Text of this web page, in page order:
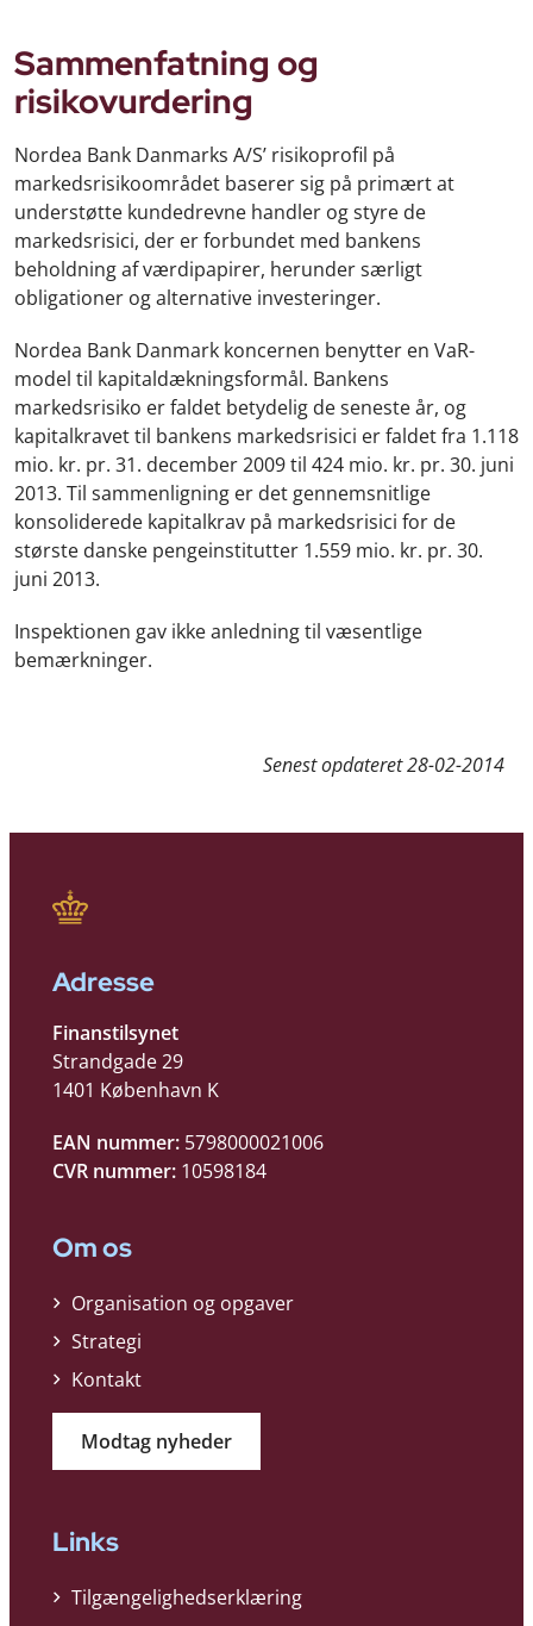
Sammenfatning og
risikovurdering
Nordea Bank Danmarks A/S’ risikoprofil på
markedsrisikoområdet baserer sig på primært at
understøtte kundedrevne handler og styre de
markedsrisici, der er forbundet med bankens
beholdning af værdipapirer, herunder særligt
obligationer og alternative investeringer.
Nordea Bank Danmark koncernen benytter en VaR-
model til kapitaldækningsformål. Bankens
markedsrisiko er faldet betydelig de seneste år, og
kapitalkravet til bankens markedsrisici er faldet fra 1.118
mio. kr. pr. 31. december 2009 til 424 mio. kr. pr. 30. juni
2013. Til sammenligning er det gennemsnitlige
konsoliderede kapitalkrav på markedsrisici for de
største danske pengeinstitutter 1.559 mio. kr. pr. 30.
juni 2013.
Inspektionen gav ikke anledning til væsentlige
bemærkninger.
Senest opdateret28-02-2014
Adresse
Finanstilsynet
Strandgade 29
1401 København K
EAN nummer: 5798000021006
CVR nummer: 10598184
Om os
Organisation og opgaver
Strategi
Kontakt
Modtag nyheder
Links
Tilgængelighedserklæring